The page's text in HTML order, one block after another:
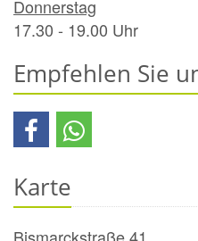
Donnerstag
17.30 - 19.00 Uhr
Empfehlen Sie
Karte